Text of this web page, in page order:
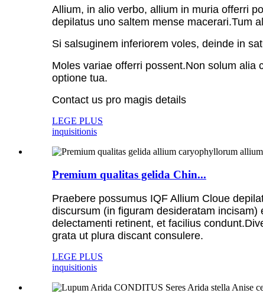
Allium, in alio verbo, allium in muria offerri
depilatus uno saltem mense macerari.Tum
Si salsuginem inferiorem voles, deinde in
Moles variae offerri possent.Non solum
optione tua.
Contact us pro magis details
LEGE PLUS
inquisitionis
Premium qualitas gelida Chin...
Praebere possumus IQF Allium Cloue
discursum (in figuram desideratam
delectamenti retinent, et facilius
grata ut plura discant consulere.
LEGE PLUS
inquisitionis